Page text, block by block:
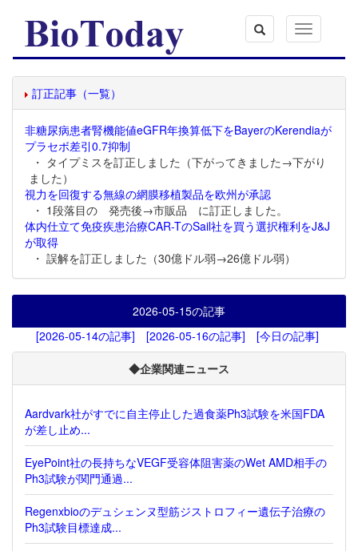
Toggle
navigation
訂正記事（一覧）
非糖尿病患者腎機能値eGFR年換算低下をBayerのKerendiaが
プラセボ差引0.7抑制
・ タイプミスを訂正しました（下がってきました→下がり
ました）
視力を回復する無線の網膜移植製品を欧州が承認
・ 1段落目の 発売後→市販品 に訂正しました。
体内仕立て免疫疾患治療CAR-TのSail社を買う選択権利をJ&J
が取得
・ 誤解を訂正しました（30億ドル弱→26億ドル弱）
2026-05-15の記事
[2026-05-14の記事]
[2026-05-16の記事] [今日の記事]
◆企業関連ニュース
Aardvark社がすでに自主停止した過食薬Ph3試験を米国FDA
が差し止め...
EyePoint社の長持ちなVEGF受容体阻害薬のWet AMD相手の
Ph3試験が関門通過...
Regenxbioのデュシェンヌ型筋ジストロフィー遺伝子治療の
Ph3試験目標達成...